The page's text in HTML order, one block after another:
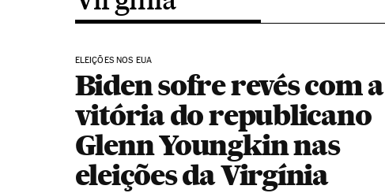
ELEIÇÕES NOS EUA
Biden sofre revés com a
vitória do republicano
Glenn Youngkin nas
eleições da Virgínia